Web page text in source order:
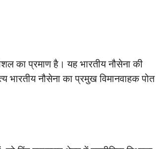
का प्रमाण है। यह भारतीय नौसेना की
भारतीय नौसेना का प्रमुख विमानवाहक पोत